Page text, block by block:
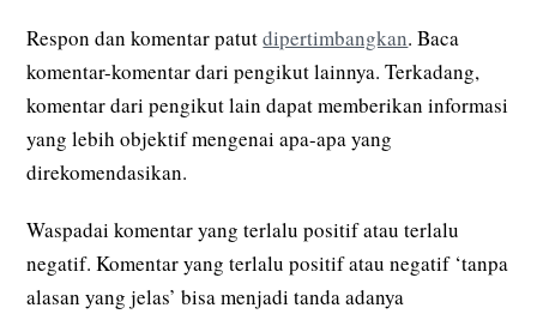
Respon dan komentar patutdipertimbangkan. Baca
komentar-komentar dari pengikut lainnya. Terkadang,
komentar dari pengikut lain dapat memberikan informasi
yang lebih objektif mengenai apa-apa yang
direkomendasikan.
Waspadai komentar yang terlalu positif atau terlalu
negatif. Komentar yang terlalu positif atau negatif ‘tanpa
alasan yang jelas’ bisa menjadi tanda adanya